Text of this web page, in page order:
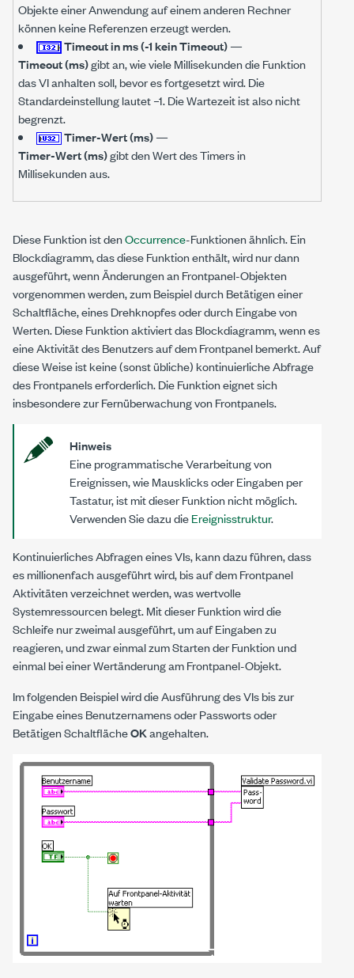
Objekte einer Anwendung auf einem anderen Rechner
können keine Referenzen erzeugt werden.
Timeout in ms (-1 kein Timeout)—
Timeout (ms)gibt an, wie viele Millisekunden die Funktion
das VI anhalten soll, bevor es fortgesetzt wird. Die
Standardeinstellung lautet –1. Die Wartezeit ist also nicht
begrenzt.
Timer-Wert (ms)—
Timer-Wert (ms)gibt den Wert des Timers in
Millisekunden aus.
Diese Funktion ist denOccurrence-Funktionen ähnlich. Ein
Blockdiagramm, das diese Funktion enthält, wird nur dann
ausgeführt, wenn Änderungen an Frontpanel-Objekten
vorgenommen werden, zum Beispiel durch Betätigen einer
Schaltfläche, eines Drehknopfes oder durch Eingabe von
Werten. Diese Funktion aktiviert das Blockdiagramm, wenn es
eine Aktivität des Benutzers auf dem Frontpanel bemerkt. Auf
diese Weise ist keine (sonst übliche) kontinuierliche Abfrage
des Frontpanels erforderlich. Die Funktion eignet sich
insbesondere zur Fernüberwachung von Frontpanels.
Hinweis
Eine programmatische Verarbeitung von
Ereignissen, wie Mausklicks oder Eingaben per
Tastatur, ist mit dieser Funktion nicht möglich.
Verwenden Sie dazu dieEreignisstruktur.
Kontinuierliches Abfragen eines VIs, kann dazu führen, dass
es millionenfach ausgeführt wird, bis auf dem Frontpanel
Aktivitäten verzeichnet werden, was wertvolle
Systemressourcen belegt. Mit dieser Funktion wird die
Schleife nur zweimal ausgeführt, um auf Eingaben zu
reagieren, und zwar einmal zum Starten der Funktion und
einmal bei einer Wertänderung am Frontpanel-Objekt.
Im folgenden Beispiel wird die Ausführung des VIs bis zur
Eingabe eines Benutzernamens oder Passworts oder
Betätigen SchaltflächeOKangehalten.